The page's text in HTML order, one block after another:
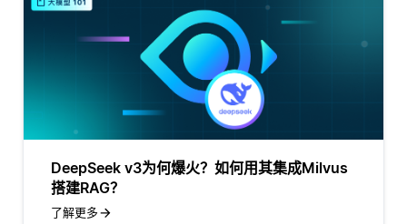
DeepSeek v3为何爆火？如何用其集成Milvus
搭建RAG？
了解更多